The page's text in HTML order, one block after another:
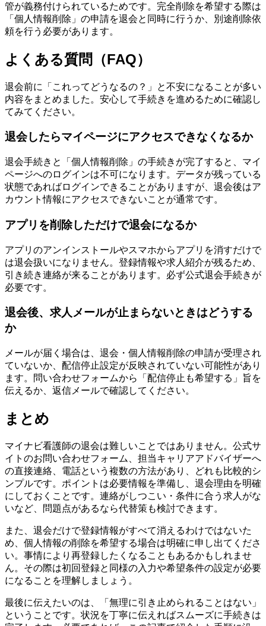
管が義務付けられているためです。完全削除を希望する際は
「個人情報削除」の申請を退会と同時に行うか、別途削除依
頼を行う必要があります。
よくある質問（FAQ）
退会前に「これってどうなるの？」と不安になることが多い
内容をまとめました。安心して手続きを進めるために確認し
てみてください。
退会したらマイページにアクセスできなくなるか
退会手続きと「個人情報削除」の手続きが完了すると、マイ
ページへのログインは不可になります。データが残っている
状態であればログインできることがありますが、退会後はア
カウント情報にアクセスできないことが通常です。
アプリを削除しただけで退会になるか
アプリのアンインストールやスマホからアプリを消すだけで
は退会扱いになりません。登録情報や求人紹介が残るため、
引き続き連絡が来ることがあります。必ず公式退会手続きが
必要です。
退会後、求人メールが止まらないときはどうする
か
メールが届く場合は、退会・個人情報削除の申請が受理され
ていないか、配信停止設定が反映されていない可能性があり
ます。問い合わせフォームから「配信停止も希望する」旨を
伝えるか、返信メールで確認してください。
まとめ
マイナビ看護師の退会は難しいことではありません。公式サ
イトのお問い合わせフォーム、担当キャリアアドバイザーへ
の直接連絡、電話という複数の方法があり、どれも比較的シ
ンプルです。ポイントは必要情報を準備し、退会理由を明確
にしておくことです。連絡がしつこい・条件に合う求人がな
いなど、問題点があるなら代替策も検討できます。
また、退会だけで登録情報がすべて消えるわけではないた
め、個人情報の削除を希望する場合は明確に申し出てくださ
い。事情により再登録したくなることもあるかもしれませ
ん。その際は初回登録と同様の入力や希望条件の設定が必要
になることを理解しましょう。
最後に伝えたいのは、「無理に引き止められることはない」
ということです。状況を丁寧に伝えればスムーズに手続きは